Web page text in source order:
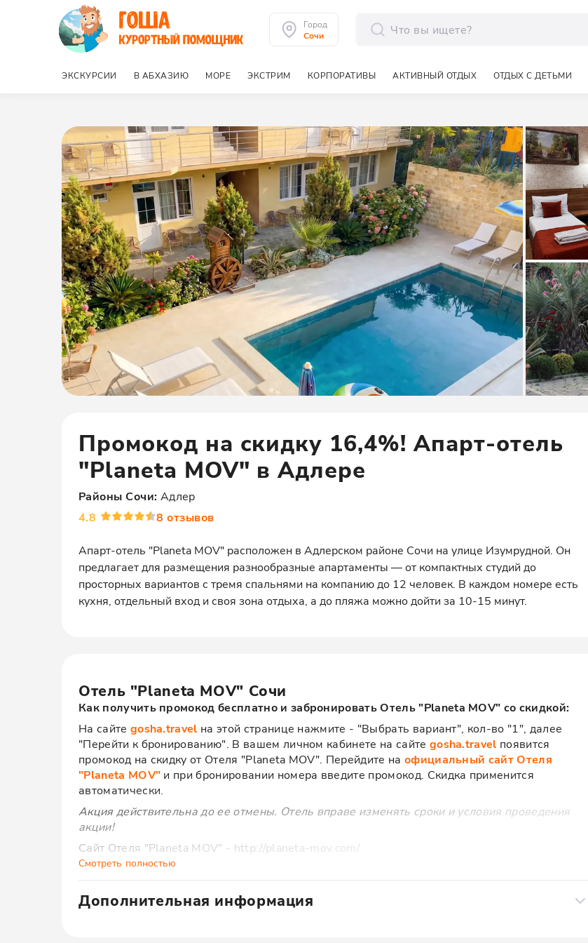
Город
Сочи
ЭКСКУРСИИ В АБХАЗИЮ МОРЕ ЭКСТРИМ КОРПОРАТИВЫ АКТИВНЫЙ ОТДЫХ ОТДЫХ С ДЕТЬМИ
Промокод на скидку 16,4%! Апарт-отель
"Planeta MOV" в Адлере
РайоныСочи: Адлер
4.8
8 отзывов
Апарт-отель "Planeta MOV" расположен в Адлерском районе Сочи на улице Изумрудной. Он
предлагает для размещения разнообразные апартаменты — от компактных студий до
просторных вариантов с тремя спальнями на компанию до 12 человек. В каждом номере есть
кухня, отдельный вход и своя зона отдыха, а до пляжа можно дойти за 10-15 минут.
Отель "Planeta MOV" Сочи
Как получить промокод бесплатно и забронировать Отель "Planeta MOV" со скидкой:
На сайте gosha.travel на этой странице нажмите - "Выбрать вариант", кол-во "1", далее
"Перейти к бронированию". В вашем личном кабинете на сайте gosha.travel появится
промокод на скидку от Отеля "Planeta MOV". Перейдите на официальный сайт Отеля
"Planeta MOV" и при бронировании номера введите промокод. Скидка применится
автоматически.
Акция действительна до ее отмены. Отель вправе изменять сроки и условия проведения
акции!
Сайт Отеля "Planeta MOV" - http://planeta-mov.com/
Ищете в Сочи просторные и полностью оборудованные апартаменты для семьи или
комфортное проживание в апартаментах различной площади — от уютных студий 18 м² до
Смотреть полностью
Дополнительная информация